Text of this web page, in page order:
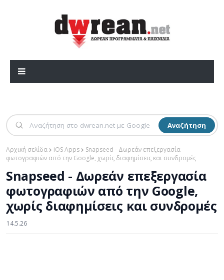
Αναζήτηση
Αρχική σελίδα iOS Apps
Snapseed - Δωρεάν επεξεργασία
φωτογραφιών από την Google, χωρίς διαφημίσεις και συνδρομές
Snapseed - Δωρεάν επεξεργασία
φωτογραφιών από την Google,
χωρίς διαφημίσεις και συνδρομές
14.5.26